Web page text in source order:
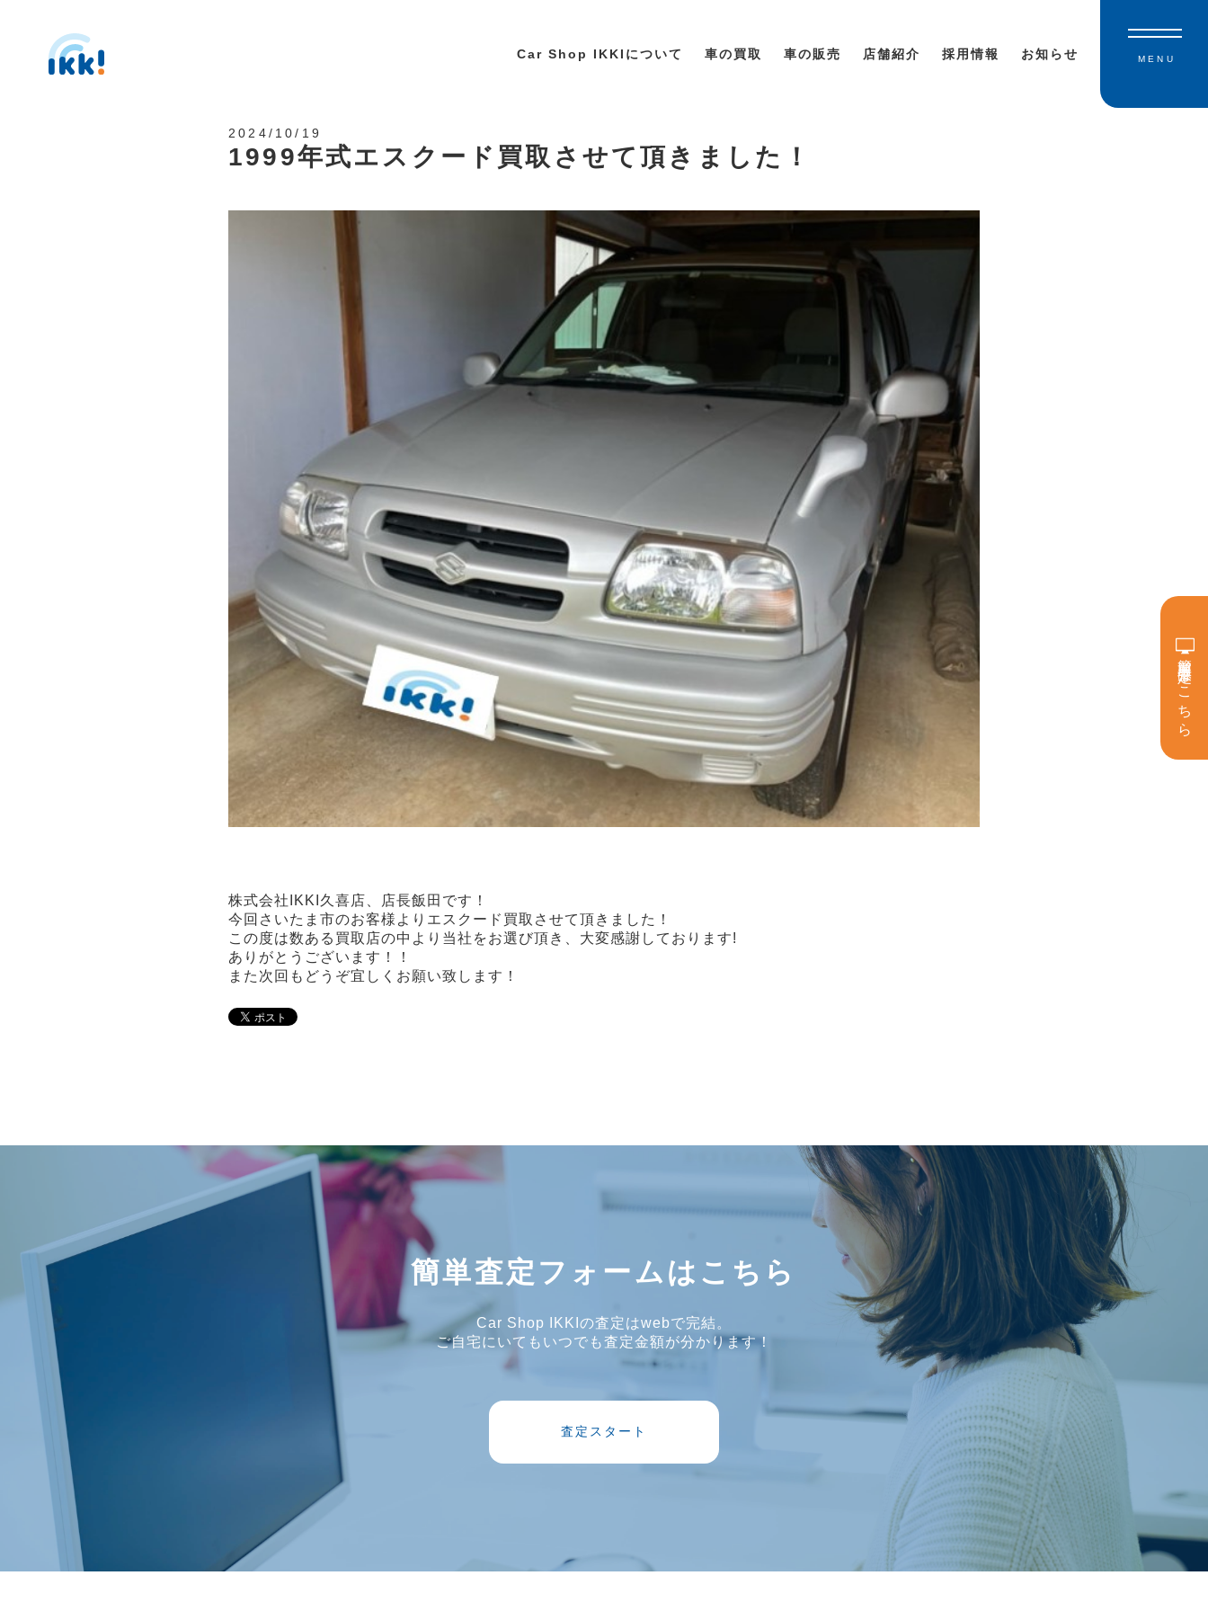
Car Shop IKKIについて 車の買取 車の販売 店舗紹介 採用情報 お知らせ MENU
簡単買取査定はこちら
2024/10/19
1999年式エスクード買取させて頂きました！
株式会社IKKI久喜店、店長飯田です！
今回さいたま市のお客様よりエスクード買取させて頂きました！
この度は数ある買取店の中より当社をお選び頂き、大変感謝しております!
ありがとうございます！！
また次回もどうぞ宜しくお願い致します！
簡単査定フォームはこちら
Car Shop IKKIの査定はwebで完結。
ご自宅にいてもいつでも査定金額が分かります！
査定スタート